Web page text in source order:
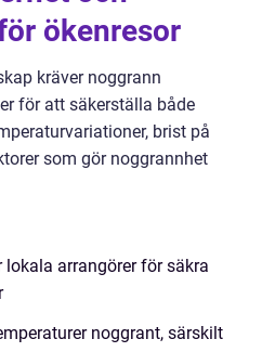
ökenresor
kräver noggrann
för att säkerställa både
brist på
som gör noggrannhet
lokala arrangörer för säkra
noggrant, särskilt